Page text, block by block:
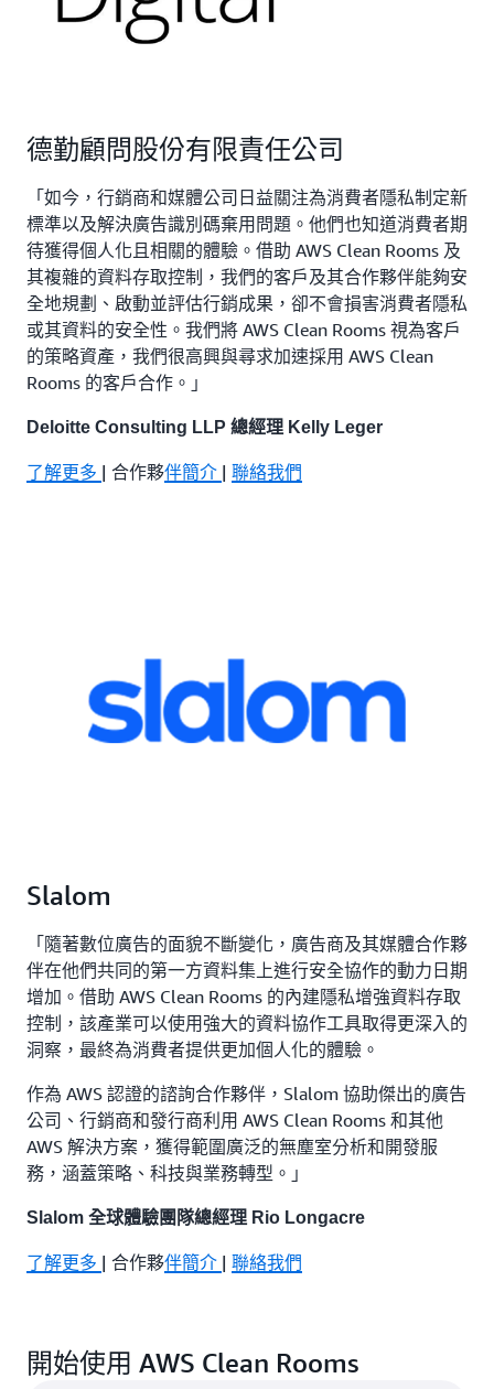
德勤顧問股份有限責任公司
「如今，行銷商和媒體公司日益關注為消費者隱私制定新
標準以及解決廣告識別碼棄用問題。他們也知道消費者期
待獲得個人化且相關的體驗。借助 AWS Clean Rooms 及
其複雜的資料存取控制，我們的客戶及其合作夥伴能夠安
全地規劃、啟動並評估行銷成果，卻不會損害消費者隱私
或其資料的安全性。我們將 AWS Clean Rooms 視為客戶
的策略資產，我們很高興與尋求加速採用 AWS Clean
Rooms 的客戶合作。」
Deloitte Consulting LLP 總經理 Kelly Leger
了解更多 | 合作夥伴簡介 | 聯絡我們
Slalom
「隨著數位廣告的面貌不斷變化，廣告商及其媒體合作夥
伴在他們共同的第一方資料集上進行安全協作的動力日期
增加。借助 AWS Clean Rooms 的內建隱私增強資料存取
控制，該產業可以使用強大的資料協作工具取得更深入的
洞察，最終為消費者提供更加個人化的體驗。
作為 AWS 認證的諮詢合作夥伴，Slalom 協助傑出的廣告
公司、行銷商和發行商利用 AWS Clean Rooms 和其他
AWS 解決方案，獲得範圍廣泛的無塵室分析和開發服
務，涵蓋策略、科技與業務轉型。」
Slalom 全球體驗團隊總經理 Rio Longacre
了解更多 | 合作夥伴簡介 | 聯絡我們
開始使用 AWS Clean Rooms